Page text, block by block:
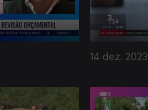
14 dez. 2023